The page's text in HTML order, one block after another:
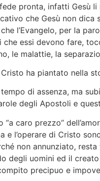
pronta, infatti Gesù
che Gesù non dica
l’Evangelo, per la
essi devono fare,
le malattie, la
ha piantato nella
di assenza, ma
degli Apostoli e
caro prezzo”
l’operare di Cristo
non annunziato,
uomini ed il
precipuo e